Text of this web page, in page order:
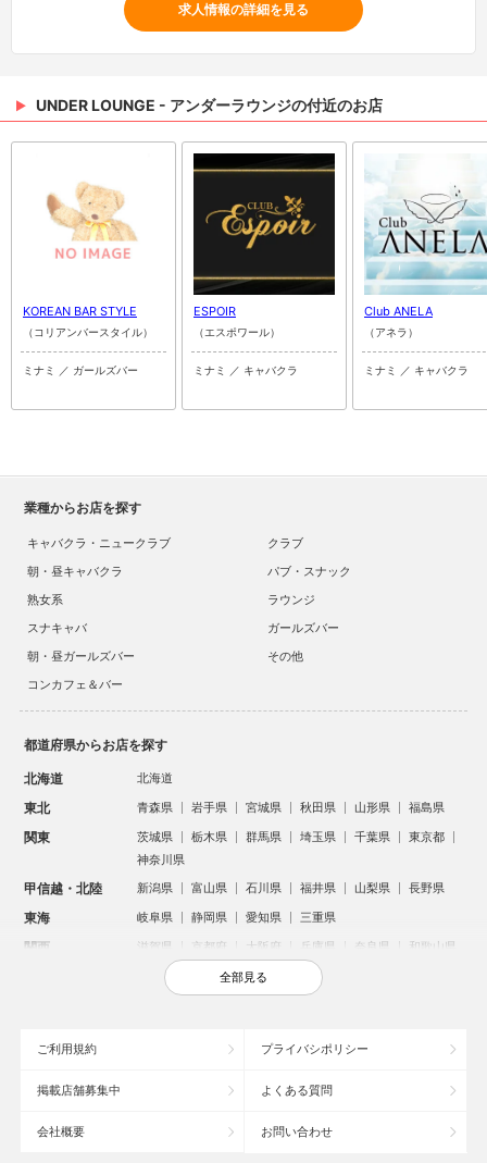
求人情報の詳細を見る
UNDER LOUNGE - アンダーラウンジの付近のお店
KOREAN BAR STYLE
（コリアンバースタイル）
ミナミ ／ ガールズバー
ESPOIR
（エスポワール）
ミナミ ／ キャバクラ
Club ANELA
（アネラ）
ミナミ ／ キャバクラ
業種からお店を探す
キャバクラ・ニュークラブ
クラブ
朝・昼キャバクラ
パブ・スナック
熟女系
ラウンジ
スナキャバ
ガールズバー
朝・昼ガールズバー
その他
コンカフェ＆バー
都道府県からお店を探す
北海道 北海道
東北 青森県 岩手県 宮城県 秋田県 山形県 福島県
関東 茨城県 栃木県 群馬県 埼玉県 千葉県
東京都
神奈川県
甲信越・北陸 新潟県 富山県 石川県 福井県 山梨県 長野県
東海 岐阜県 静岡県 愛知県 三重県
関西 滋賀県 京都府 大阪府 兵庫県 奈良県 和歌山県
鳥取県 島根県 岡山県 広島県
沖縄県
全部見る
ご利用規約 プライバシポリシー
掲載店舗募集中 よくある質問
会社概要 お問い合わせ